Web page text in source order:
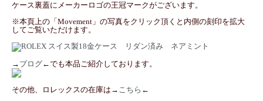
ケース裏蓋にメーカーロゴの王冠マークがございます。
※本頁上の「Movement」の写真をクリック頂くと内側の刻印を拡大
してご覧いただけます。
→ ブログ←でも本品ご紹介しております。
その他、ロレックスの在庫は→ こちら ←